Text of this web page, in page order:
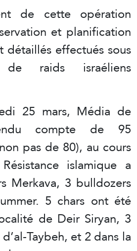
de cette opération
et planification
détaillés effectués sous
raids israéliens
25 mars, Média de
compte de 95
pas de 80), au cours
islamique a
Merkava, 3 bulldozers
5 chars ont été
de Deir Siryan, 3
Taybeh, et 2 dans la